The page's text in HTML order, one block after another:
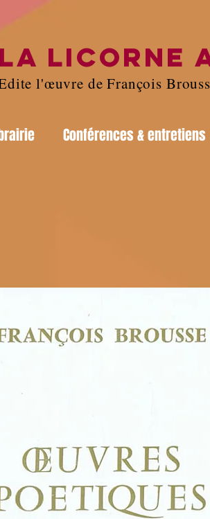
Conférences & entretiens
LA LICORNE
l'œuvre de François